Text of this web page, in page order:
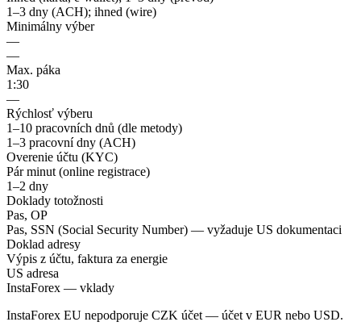
1–3 dny (ACH); ihned (wire)
Minimálny výber
—
—
Max. páka
1:30
—
Rýchlosť výberu
1–10 pracovních dnů (dle metody)
1–3 pracovní dny (ACH)
Overenie účtu (KYC)
Pár minut (online registrace)
1–2 dny
Doklady totožnosti
Pas, OP
Pas, SSN (Social Security Number) — vyžaduje US dokumentaci
Doklad adresy
Výpis z účtu, faktura za energie
US adresa
InstaForex — vklady
InstaForex EU nepodporuje CZK účet — účet v EUR nebo USD.